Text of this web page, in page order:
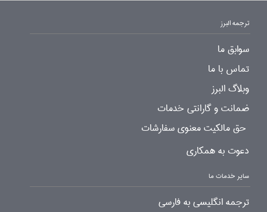
ترجمه البرز
سوابق ما
تماس با ما
وبلاگ البرز
ضمانت و گارانتی خدمات
حق مالکیت معنوی سفارشات
دعوت به همکاری
سایر خدمات ما
ترجمه انگلیسی به فارسی